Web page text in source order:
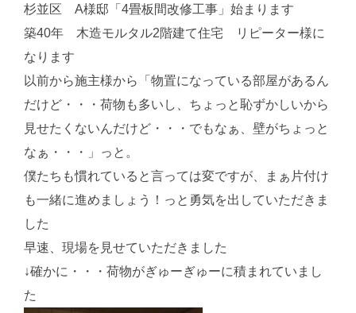
杉並区 A様邸「4畳板間改修工事」始まります
築40年 木造モルタル2階建て住宅 リピーター様に
なります
以前から施主様から「物置になっている部屋があるん
だけど・・・荷物も多いし、ちょっと恥ずかしいから
見せたくないんだけど・・・でもなぁ、壁がちょっと
なぁ・・・」っと。
僕たちも慣れていると言っては変ですが、まぁ片付け
も一緒に進めましょう！っと勇気を出していただきま
した
早速、現場を見せていただきました
↓確かに・・・荷物がぎゅーぎゅーに積まれていまし
た